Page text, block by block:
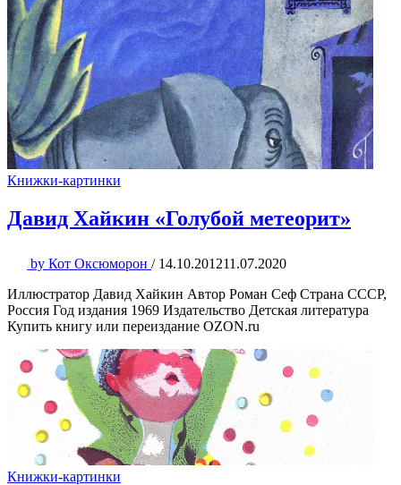
Книжки-картинки
Давид Хайкин «Голубой метеорит»
by Кот Оксюморон / 14.10.201211.07.2020
Иллюстратор Давид Хайкин Автор Роман Сеф Страна СССР,
Россия Год издания 1969 Издательство Детская литература
Купить книгу или переиздание OZON.ru
Книжки-картинки